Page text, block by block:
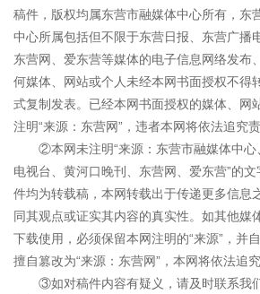
稿件，版权均属东营市融媒体中心所有，东
中心所属包括但不限于东营日报、东营广播
东营网、爱东营等媒体的电子信息网络发布
何媒体、网站或个人未经本网书面授权不得
式复制发表。已经本网书面授权的媒体、网
注明“来源：东营网”，违者本网将依法追究责
②本网未注明“来源：东营市融媒体中心
电视台、黄河口晚刊、东营网、爱东营”的
件均为转载稿，本网转载出于传递更多信息
同其观点或证实其内容的真实性。如其他媒
下载使用，必须保留本网注明的“来源”，并
擅自篡改为“来源：东营网”，本网将依法追究
③如对稿件内容有疑义，请及时联系我